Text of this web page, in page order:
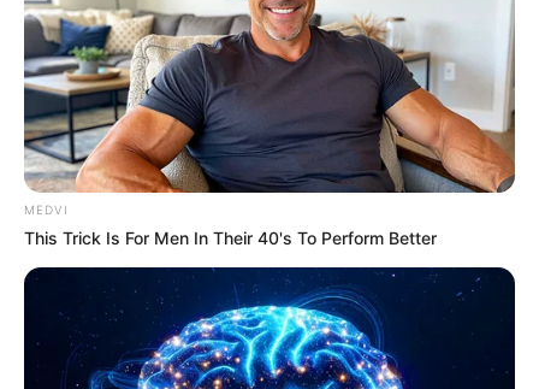
Uncategorized
Gandhinagar
Auto
Stock Market 11
Short News 4
Technology
Copyright 2024, All Rights Reserved | Gujratkhabar.in
About us
Contact Us Disclaimer Privacy Policy
MEDVI
This Trick Is For Men In Their 40's To Perform Better